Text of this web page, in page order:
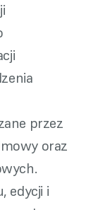
przez
oraz
edycji i